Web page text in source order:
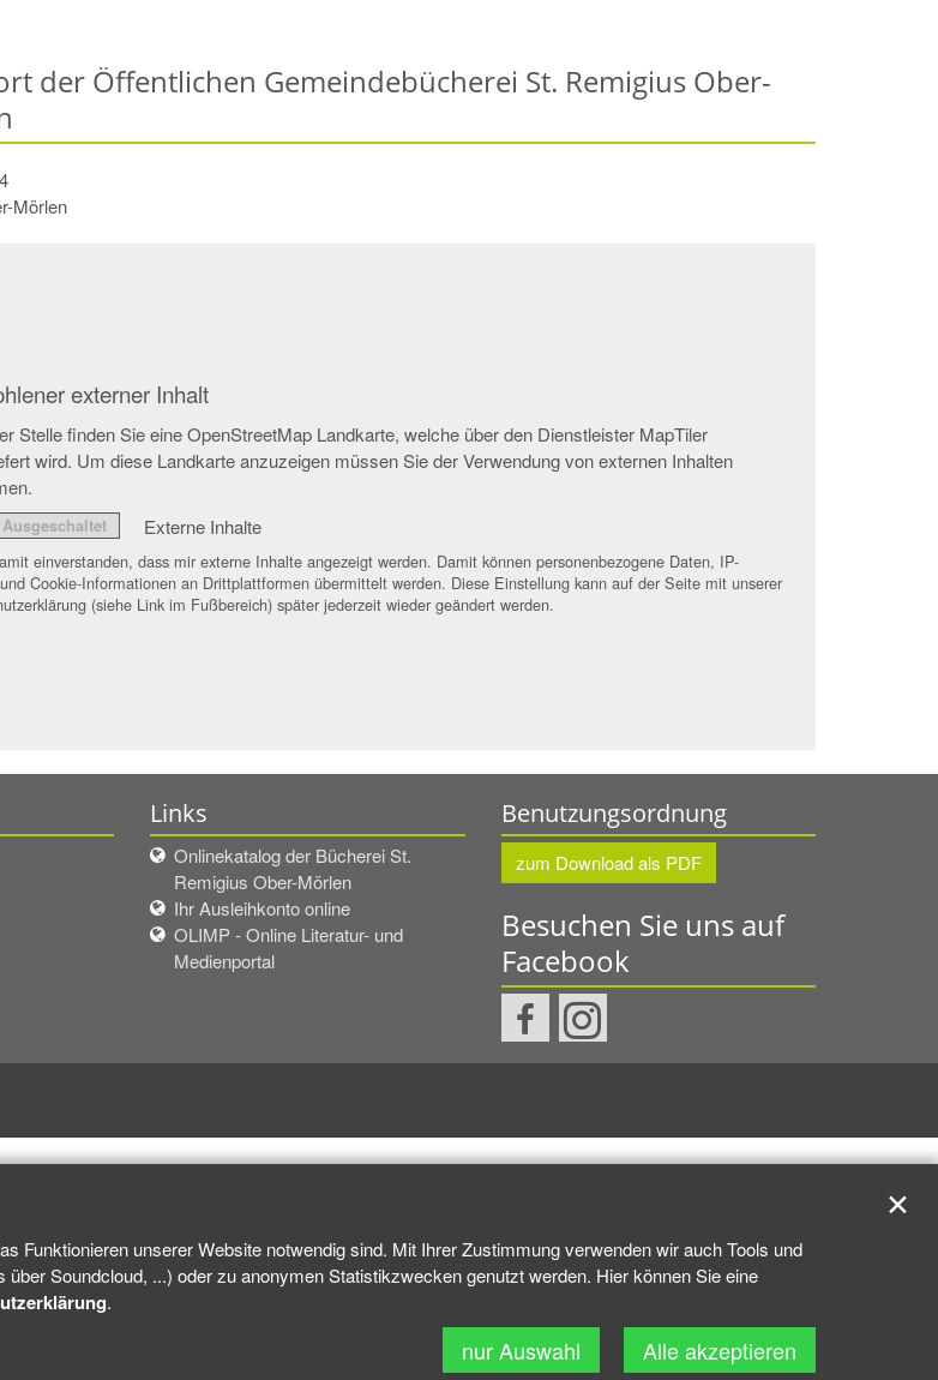
der Öffentlichen Gemeindebücherei St. Remigius Ober-
Mörlen
externer Inhalt
Stelle finden Sie eine OpenStreetMap Landkarte, welche über den Dienstleister MapTiler
wird. Um diese Landkarte anzuzeigen müssen Sie der Verwendung von externen Inhalten
Externe Inhalte
einverstanden, dass mir externe Inhalte angezeigt werden. Damit können personenbezogene Daten, IP-
Cookie-Informationen an Drittplattformen übermittelt werden. Diese Einstellung kann auf der Seite mit unserer
(siehe Link im Fußbereich) später jederzeit wieder geändert werden.
Links
Onlinekatalog der Bücherei St.
Remigius Ober-Mörlen
Ihr Ausleihkonto online
OLIMP - Online Literatur- und
Medienportal
Benutzungsordnung
zum Download als PDF
Besuchen Sie uns auf
Facebook
Funktionieren unserer Website notwendig sind. Mit Ihrer Zustimmung verwenden wir auch Tools und
Soundcloud, ...) oder zu anonymen Statistikzwecken genutzt werden. Hier können Sie eine
.
nur Auswahl Alle akzeptieren
✕